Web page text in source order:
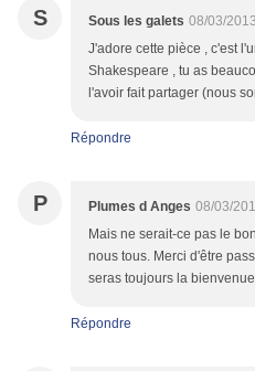
S Sous les galets 08/03/
J'adore cette pièce , c'est
Shakespeare , tu as
l'avoir fait partager (nous
Répondre
P Plumes d Anges 08/03/
Mais ne serait-ce pas le
nous tous. Merci d'être
seras toujours la
Répondre